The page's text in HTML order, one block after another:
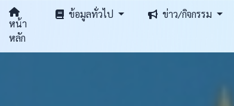
หน้า
หลัก
ข้อมูลทั่วไป ข่าว/กิจกรรม